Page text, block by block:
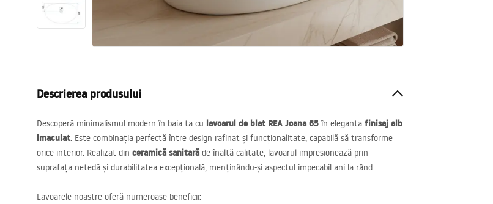
Dusuri
Descrierea produsului
Descoperă minimalismul modern în baia ta cu lavoarul de blat REA Joana 65 în eleganta finisaj alb
imaculat. Este combinația perfectă între design rafinat și funcționalitate, capabilă să transforme
orice interior. Realizat din ceramică sanitară de înaltă calitate, lavoarul impresionează prin
suprafața netedă și durabilitatea excepțională, menținându-și aspectul impecabil ani la rând.
Lavoarele noastre oferă numeroase beneficii: